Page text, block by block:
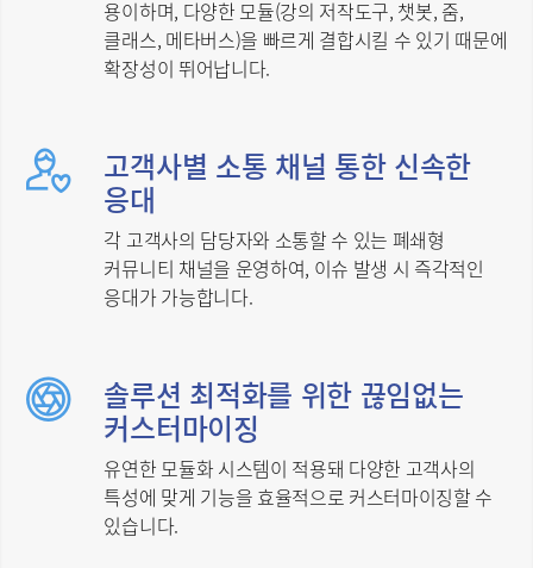
용이하며, 다양한 모듈(강의 저작도구, 챗봇, 줌,
클래스, 메타버스)을 빠르게 결합시킬 수 있기 때문에
확장성이 뛰어납니다.
고객사별 소통 채널 통한 신속한
응대
각 고객사의 담당자와 소통할 수 있는 폐쇄형
커뮤니티 채널을 운영하여, 이슈 발생 시 즉각적인
응대가 가능합니다.
솔루션 최적화를 위한 끊임없는
커스터마이징
유연한 모듈화 시스템이 적용돼 다양한 고객사의
특성에 맞게 기능을 효율적으로 커스터마이징할 수
있습니다.